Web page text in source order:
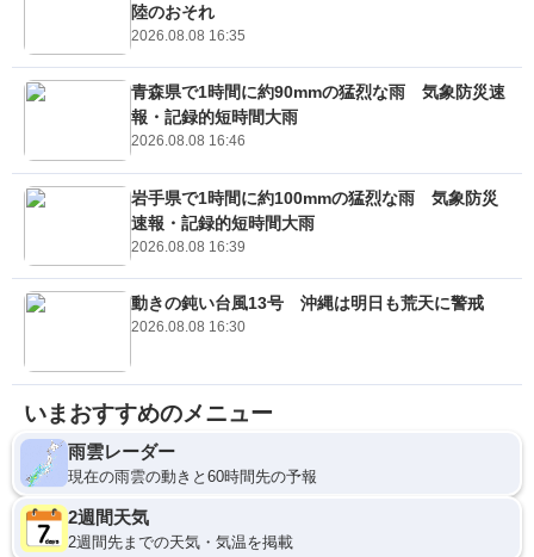
陸のおそれ
2026.08.08 16:35
青森県で1時間に約90mmの猛烈な雨 気象防災速
報・記録的短時間大雨
2026.08.08 16:46
岩手県で1時間に約100mmの猛烈な雨 気象防災
速報・記録的短時間大雨
2026.08.08 16:39
動きの鈍い台風13号 沖縄は明日も荒天に警戒
2026.08.08 16:30
いまおすすめのメニュー
雨雲レーダー
現在の雨雲の動きと60時間先の予報
2週間天気
2週間先までの天気・気温を掲載